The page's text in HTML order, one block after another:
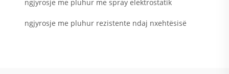
ngjyrosje me pluhur me spray elektrostatik
ngjyrosje me pluhur rezistente ndaj nxehtësisë